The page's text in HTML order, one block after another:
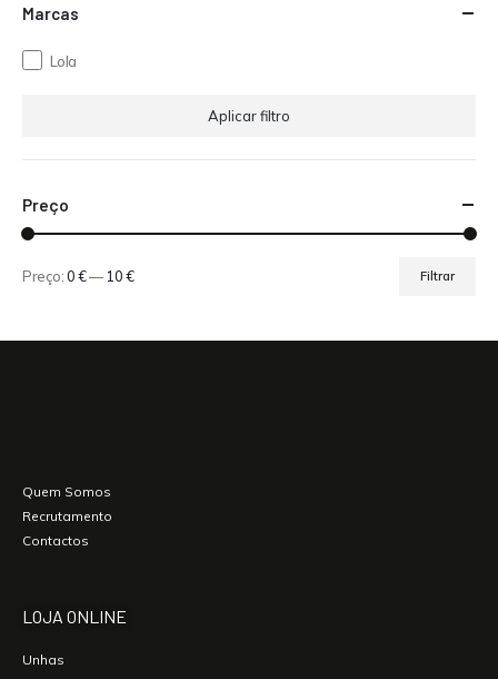
Marcas
Lola
Aplicar filtro
Preço
Filtrar
Preço:0 €— 10 €
Quem Somos
Recrutamento
Contactos
LOJA ONLINE
Unhas